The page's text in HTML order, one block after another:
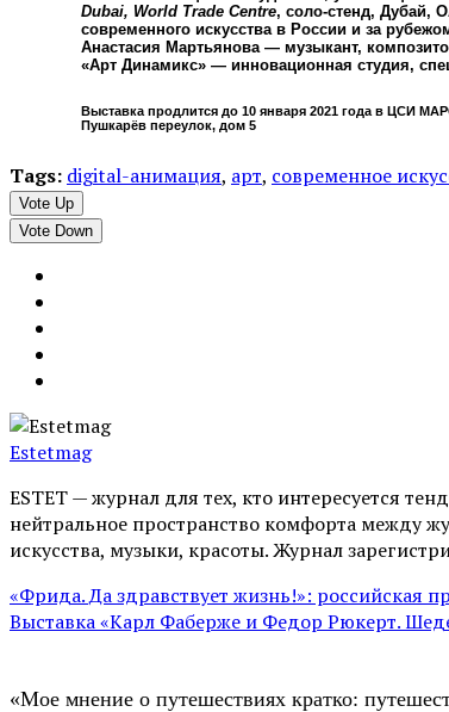
Dubai, World Trade Centre, соло-стенд, Дубай,
современного искусства в России и за
Анастасия Мартьянова — музыкант,
«Арт Динамикс» — инновационная студия,
Выставка продлится до 10 января 2021 года в ЦСИ
Пушкарёв переулок, дом 5
Tags: digital-анимация, арт, современное
Vote Up
Vote Down
Estetmag
ESTET — журнал для тех, кто интересуeтся
нейтральное пространство комфорта между
искусства, музыки, красоты. Журнал
«Фрида. Да здравствует жизнь!»: российская
Выставка «Карл Фаберже и Федор Рюкерт.
«Мое мнение о путешествиях кратко: